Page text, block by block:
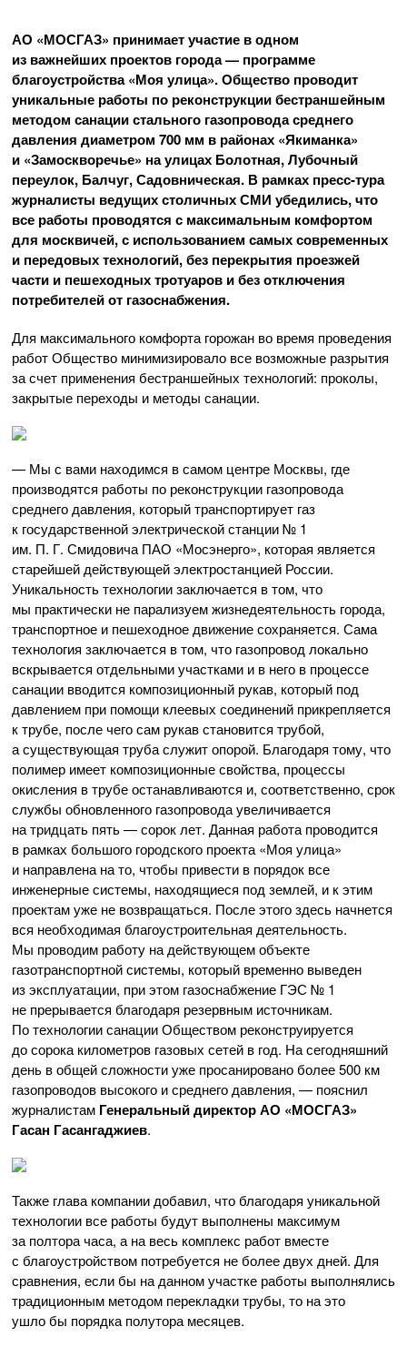
АО «МОСГАЗ» принимает участие в одном
из важнейших проектов города — программе
благоустройства «Моя улица». Общество проводит
уникальные работы по реконструкции бестраншейным
методом санации стального газопровода среднего
давления диаметром 700 мм в районах «Якиманка»
и «Замоскворечье» на улицах Болотная, Лубочный
переулок, Балчуг, Садовническая. В рамках пресс-тура
журналисты ведущих столичных СМИ убедились, что
все работы проводятся с максимальным комфортом
для москвичей, с использованием самых современных
и передовых технологий, без перекрытия проезжей
части и пешеходных тротуаров и без отключения
потребителей от газоснабжения.
Для максимального комфорта горожан во время проведения
работ Общество минимизировало все возможные разрытия
за счет применения бестраншейных технологий: проколы,
закрытые переходы и методы санации.
— Мы с вами находимся в самом центре Москвы, где
производятся работы по реконструкции газопровода
среднего давления, который транспортирует газ
к государственной электрической станции № 1
им. П. Г. Смидовича ПАО «Мосэнерго», которая является
старейшей действующей электростанцией России.
Уникальность технологии заключается в том, что
мы практически не парализуем жизнедеятельность города,
транспортное и пешеходное движение сохраняется. Сама
технология заключается в том, что газопровод локально
вскрывается отдельными участками и в него в процессе
санации вводится композиционный рукав, который под
давлением при помощи клеевых соединений прикрепляется
к трубе, после чего сам рукав становится трубой,
а существующая труба служит опорой. Благодаря тому, что
полимер имеет композиционные свойства, процессы
окисления в трубе останавливаются и, соответственно, срок
службы обновленного газопровода увеличивается
на тридцать пять — сорок лет. Данная работа проводится
в рамках большого городского проекта «Моя улица»
и направлена на то, чтобы привести в порядок все
инженерные системы, находящиеся под землей, и к этим
проектам уже не возвращаться. После этого здесь начнется
вся необходимая благоустроительная деятельность.
Мы проводим работу на действующем объекте
газотранспортной системы, который временно выведен
из эксплуатации, при этом газоснабжение ГЭС № 1
не прерывается благодаря резервным источникам.
По технологии санации Обществом реконструируется
до сорока километров газовых сетей в год. На сегодняшний
день в общей сложности уже просанировано более 500 км
газопроводов высокого и среднего давления, — пояснил
журналистам Генеральный директорАО «МОСГАЗ»
Гасан Гасангаджиев.
Также глава компании добавил, что благодаря уникальной
технологии все работы будут выполнены максимум
за полтора часа, а на весь комплекс работ вместе
с благоустройством потребуется не более двух дней. Для
сравнения, если бы на данном участке работы выполнялись
традиционным методом перекладки трубы, то на это
ушло бы порядка полутора месяцев.